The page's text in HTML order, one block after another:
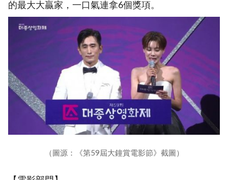
的最大大贏家，一口氣連拿6個獎項。
（圖源：《第59屆大鐘賞電影節》截圖）